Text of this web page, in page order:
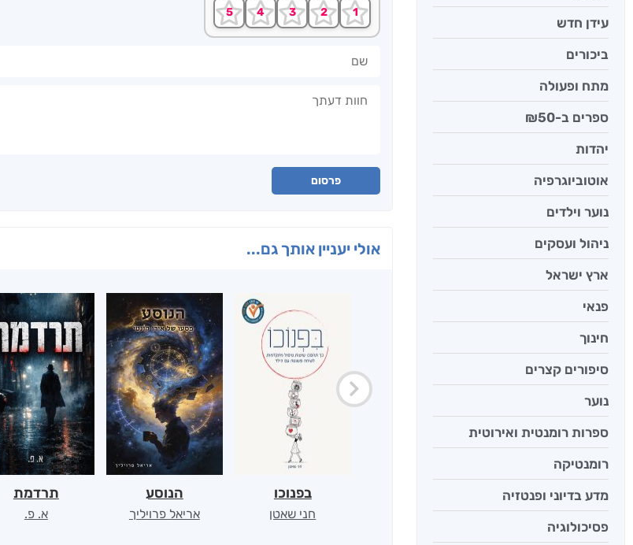
עידן חדש
ביכורים
מתח ופעולה
ספרים ב-₪50
יהדות
אוטוביוגרפיה
נוער וילדים
ניהול ועסקים
ארץ ישראל
פנאי
חינוך
סיפורים קצרים
נוער
ספרות רומנטית ואירוטית
רומנטיקה
מדע בדיוני ופנטזיה
פסיכולוגיה
פרסום
אולי יעניין אותך גם...
בפנוכו
חני שאטן
הנוסע
אריאל פרויליך
תרדמת
א. פ.